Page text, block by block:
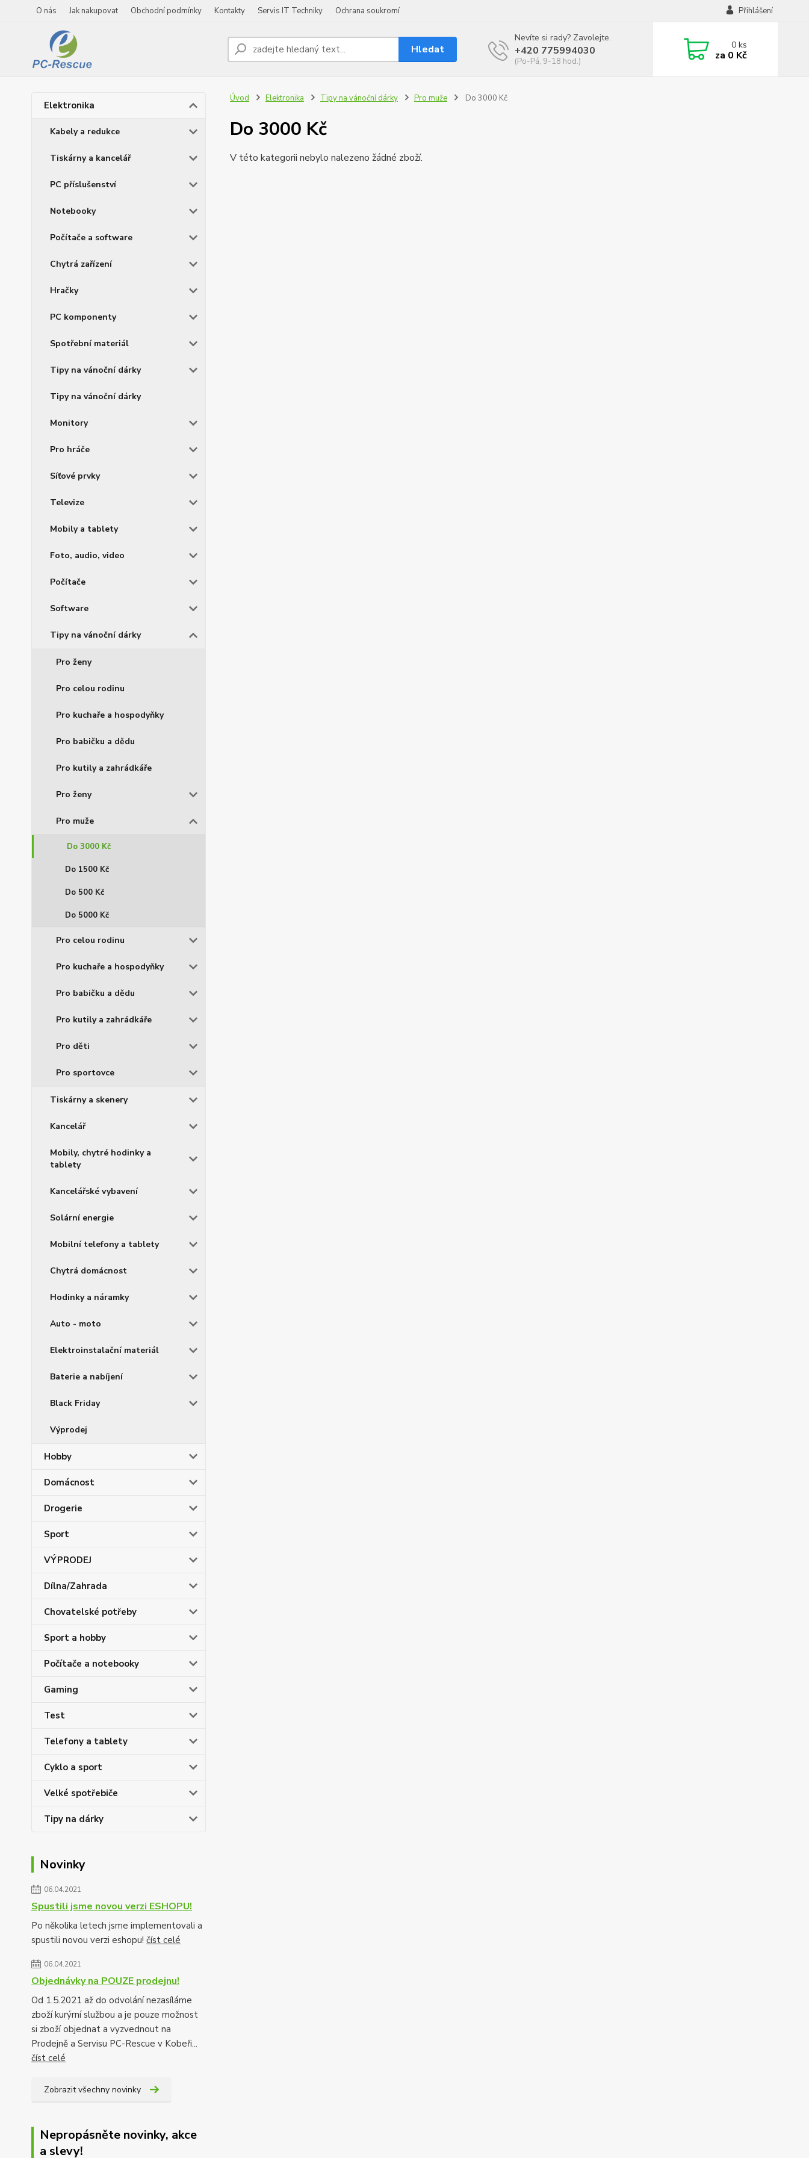
O nás Jak nakupovat Obchodní podmínky Kontakty Servis IT Techniky Ochrana soukromí Přihlášení
Hledat
Nevíte si rady? Zavolejte.
+420 775994030
(Po-Pá, 9-18 hod.)
0ks
za 0 Kč
Elektronika
Kabely a redukce
Tiskárny a kancelář
PC příslušenství
Notebooky
Počítače a software
Chytrá zařízení
Hračky
PC komponenty
Spotřební materiál
Tipy na vánoční dárky
Tipy na vánoční dárky
Monitory
Pro hráče
Síťové prvky
Televize
Mobily a tablety
Foto, audio, video
Počítače
Software
Tipy na vánoční dárky
Pro ženy
Pro celou rodinu
Pro kuchaře a hospodyňky
Pro babičku a dědu
Pro kutily a zahrádkáře
Pro ženy
Pro muže
Do 3000 Kč
Do 1500 Kč
Do 500 Kč
Do 5000 Kč
Pro celou rodinu
Pro kuchaře a hospodyňky
Pro babičku a dědu
Pro kutily a zahrádkáře
Pro děti
Pro sportovce
Tiskárny a skenery
Kancelář
Mobily, chytré hodinky a
tablety
Kancelářské vybavení
Solární energie
Mobilní telefony a tablety
Chytrá domácnost
Hodinky a náramky
Auto - moto
Elektroinstalační materiál
Baterie a nabíjení
Black Friday
Výprodej
Hobby
Domácnost
Drogerie
Sport
VÝPRODEJ
Dílna/Zahrada
Chovatelské potřeby
Sport a hobby
Počítače a notebooky
Gaming
Test
Telefony a tablety
Cyklo a sport
Velké spotřebiče
Tipy na dárky
Novinky
06.04.2021
Spustili jsme novou verzi ESHOPU!
Po několika letech jsme implementovali a
spustili novou verzi eshopu! číst celé
06.04.2021
Objednávky na POUZE prodejnu!
Od 1.5.2021 až do odvolání nezasíláme
zboží kurýrní službou a je pouze možnost
si zboží objednat a vyzvednout na
Prodejně a Servisu PC-Rescue v Kobeři...
číst celé
Zobrazit všechny novinky
Nepropásněte novinky, akce
a slevy!
Úvod Elektronika Tipy na vánoční dárky Pro muže Do 3000 Kč
Do 3000 Kč
V této kategorii nebylo nalezeno žádné zboží.